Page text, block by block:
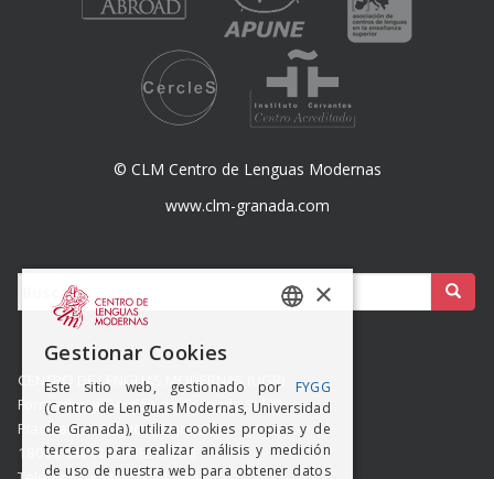
© CLM Centro de Lenguas Modernas
www.clm-granada.com
Buscar:
CENTRO DE LENGUAS MODERNAS (UGR)
Formación y Gestión de Granada SLMP
Placeta del Hospicio Viejo s/n
18009 GRANADA (ESPAÑA)
×
Gestionar Cookies
Este sitio web, gestionado por FYGG
(Centro de Lenguas Modernas, Universidad
de Granada), utiliza cookies propias y de
terceros para realizar análisis y medición
de uso de nuestra web para obtener datos